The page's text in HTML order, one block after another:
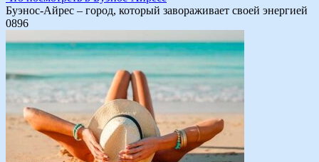
Буэнос-Айрес – город, который завораживает своей энергией
0896